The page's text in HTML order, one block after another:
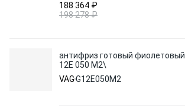
188 364 ₽
198 278 ₽
антифриз готовый
12E 050 M2\
VAGG12E050M2